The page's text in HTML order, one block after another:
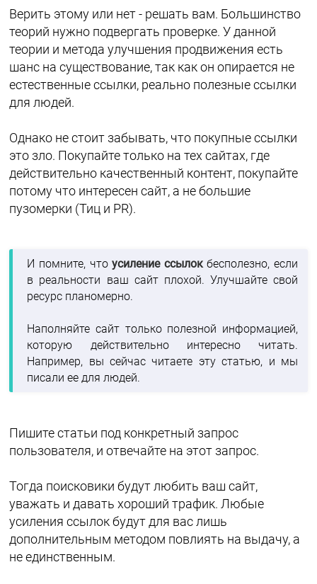
Верить этому или нет - решать вам. Большинство
теорий нужно подвергать проверке. У данной
теории и метода улучшения продвижения есть
шанс на существование, так как он опирается не
естественные ссылки, реально полезные ссылки
для людей.
Однако не стоит забывать, что покупные ссылки
это зло. Покупайте только на тех сайтах, где
действительно качественный контент, покупайте
потому что интересен сайт, а не большие
пузомерки (Тиц и PR).
И помните, чтоусиление ссылокбесполезно, если
в реальности ваш сайт плохой. Улучшайте свой
ресурс планомерно.
Наполняйте сайт только полезной информацией,
которую действительно интересно читать.
Например, вы сейчас читаете эту статью, и мы
писали ее для людей.
Пишите статьи под конкретный запрос
пользователя, и отвечайте на этот запрос.
Тогда поисковики будут любить ваш сайт,
уважать и давать хороший трафик. Любые
усиления ссылок будут для вас лишь
дополнительным методом повлиять на выдачу, а
не единственным.